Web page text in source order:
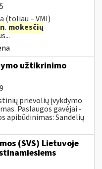
(toliau – VMI)
. mokesčių
užtikrinimo
prievolių įvykdymo
Paslaugos gavėjai -
apibūdinimas: Sandėlių
(SVS) Lietuvoje